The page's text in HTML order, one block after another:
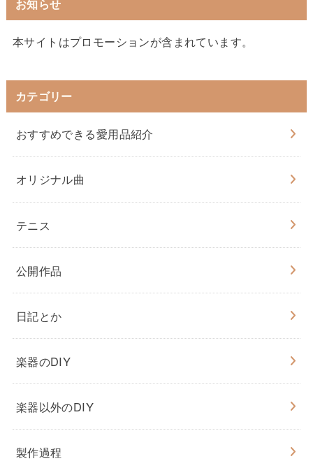
お知らせ
本サイトはプロモーションが含まれています。
カテゴリー
おすすめできる愛用品紹介
オリジナル曲
テニス
公開作品
日記とか
楽器のDIY
楽器以外のDIY
製作過程